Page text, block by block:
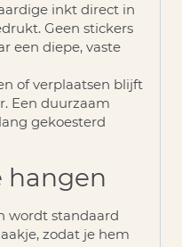
inkt direct in
Geen stickers
een diepe, vaste
of verplaatsen blijft
Een duurzaam
gekoesterd
hangen
wordt standaard
, zodat je hem